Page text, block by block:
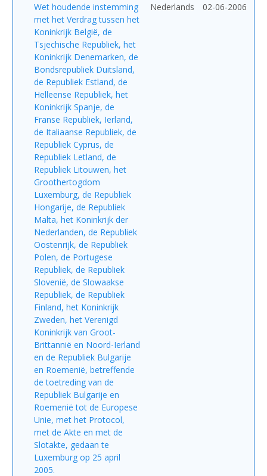
Wet houdende instemming
met het Verdrag tussen het
Koninkrijk België, de
Tsjechische Republiek, het
Koninkrijk Denemarken, de
Bondsrepubliek Duitsland,
de Republiek Estland, de
Helleense Republiek, het
Koninkrijk Spanje, de
Franse Republiek, Ierland,
de Italiaanse Republiek, de
Republiek Cyprus, de
Republiek Letland, de
Republiek Litouwen, het
Groothertogdom
Luxemburg, de Republiek
Hongarije, de Republiek
Malta, het Koninkrijk der
Nederlanden, de Republiek
Oostenrijk, de Republiek
Polen, de Portugese
Republiek, de Republiek
Slovenië, de Slowaakse
Republiek, de Republiek
Finland, het Koninkrijk
Zweden, het Verenigd
Koninkrijk van Groot-
Brittannië en Noord-Ierland
en de Republiek Bulgarije
en Roemenië, betreffende
de toetreding van de
Republiek Bulgarije en
Roemenië tot de Europese
Unie, met het Protocol,
met de Akte en met de
Slotakte, gedaan te
Luxemburg op 25 april
2005.
Nederlands 02-06-2006